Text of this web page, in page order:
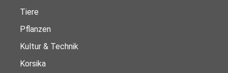
Tiere
Pflanzen
Kultur & Technik
Korsika